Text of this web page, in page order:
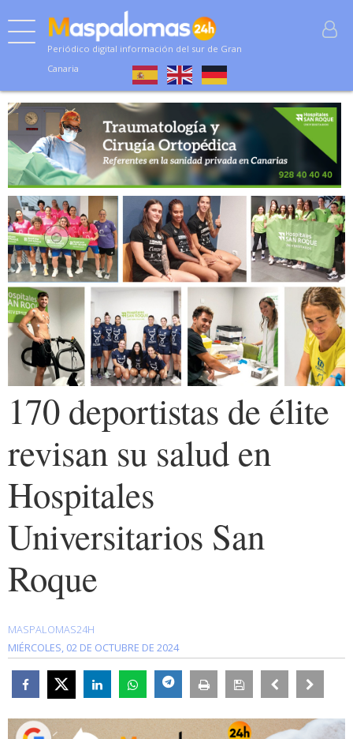
Periódico digital información del sur de Gran
Canaria
170 deportistas de élite
revisan su salud en
Hospitales
Universitarios San
Roque
MASPALOMAS24H
MIÉRCOLES, 02 DE OCTUBRE DE 2024